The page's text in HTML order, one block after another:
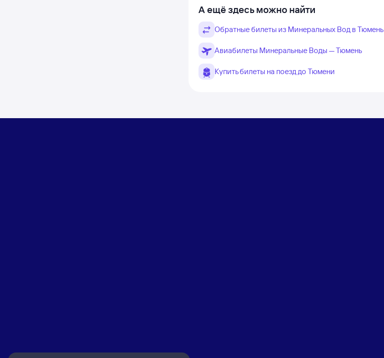
А ещё здесь можно найти
Обратные билеты из Минеральных Вод в Тюмень
Авиабилеты Минеральные Воды — Тюмень
Купить билеты на поезд до Тюмени